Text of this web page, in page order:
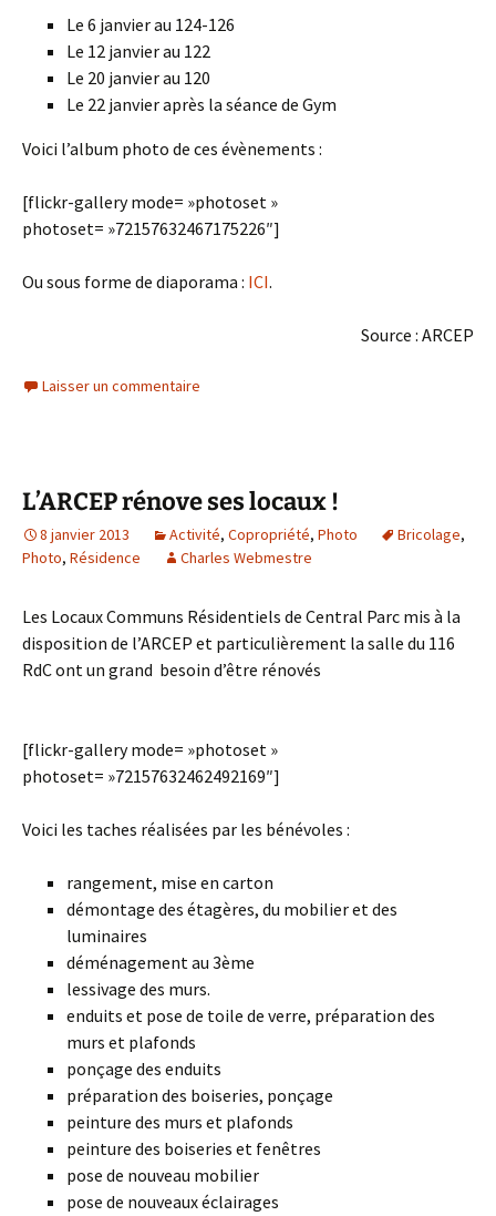
Le 6 janvier au 124-126
Le 12 janvier au 122
Le 20 janvier au 120
Le 22 janvier après la séance de Gym
Voici l’album photo de ces évènements :
[flickr-gallery mode= »photoset »
photoset= »72157632467175226″]
Ou sous forme de diaporama : ICI.
Source : ARCEP
Laisser un commentaire
L’ARCEP rénove ses locaux !
8 janvier 2013 Activité, Copropriété, Photo Bricolage,
Photo, Résidence Charles Webmestre
Les Locaux Communs Résidentiels de Central Parc mis à la
disposition de l’ARCEP et particulièrement la salle du 116
RdC ont un grand besoin d’être rénovés
[flickr-gallery mode= »photoset »
photoset= »72157632462492169″]
Voici les taches réalisées par les bénévoles :
rangement, mise en carton
démontage des étagères, du mobilier et des
luminaires
déménagement au 3ème
lessivage des murs.
enduits et pose de toile de verre, préparation des
murs et plafonds
ponçage des enduits
préparation des boiseries, ponçage
peinture des murs et plafonds
peinture des boiseries et fenêtres
pose de nouveau mobilier
pose de nouveaux éclairages